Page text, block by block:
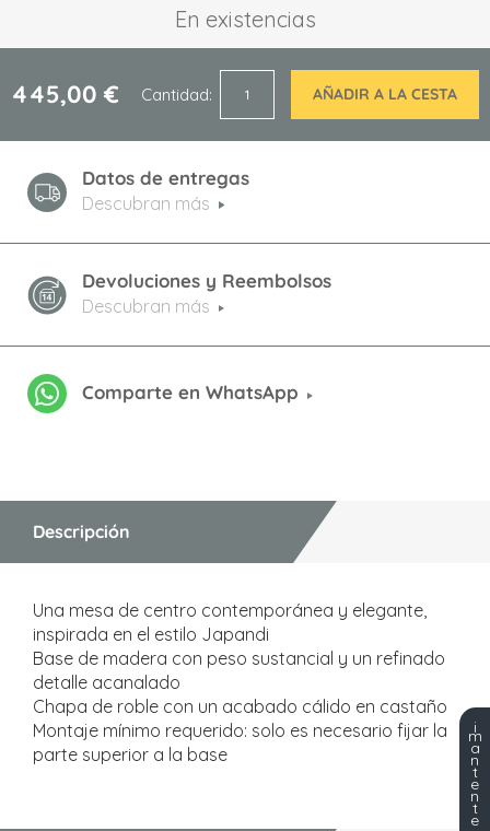
En existencias
445,00 € Cantidad AÑADIR A LA CESTA
Datos de entregas
Descubran más
Devoluciones y Reembolsos
Descubran más
Comparte en WhatsApp
imágenes
Descripción
Una mesa de centro contemporánea y elegante,
inspirada en el estilo Japandi
Base de madera con peso sustancial y un refinado
detalle acanalado
Chapa de roble con un acabado cálido en castaño
Montaje mínimo requerido: solo es necesario fijar la
parte superior a la base
¡
m
a
n
t
e
n
t
e